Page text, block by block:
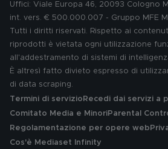
Uffici: Viale Europa 46, 20093 Cologno
int. vers. € 500.000.007 - Gruppo MFE
Tutti i diritti riservati. Rispetto ai
riprodotti è vietata ogni utilizzazione
all'addestramento di sistemi di
È altresì fatto divieto espresso di
di data scraping.
Termini di servizio Recedi dai servizi a
Comitato Media e MinoriParental
Regolamentazione per opere web
Cos'è Mediaset Infinity